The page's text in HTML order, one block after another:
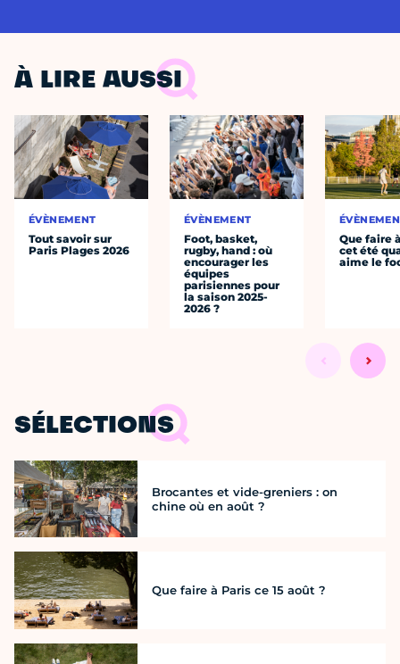
À LIRE AUSSI
ÉVÈNEMENT
Tout savoir sur
Paris Plages 2026
ÉVÈNEMENT
Foot, basket,
rugby, hand : où
encourager les
équipes
parisiennes pour
la saison 2025-
2026 ?
Que faire
cet été
aime le
SÉLECTIONS
Brocantes et vide-greniers : on
chine où en août ?
Que faire à Paris ce 15 août ?